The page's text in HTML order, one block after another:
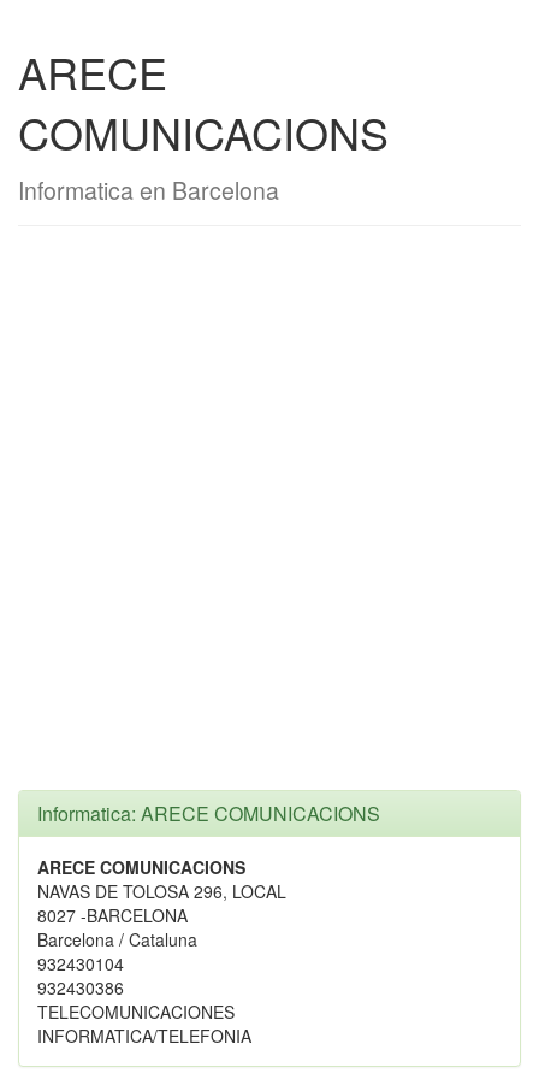
ARECE
COMUNICACIONS
Informatica en Barcelona
Informatica: ARECE COMUNICACIONS
ARECE COMUNICACIONS
NAVAS DE TOLOSA 296, LOCAL
8027 -BARCELONA
Barcelona / Cataluna
932430104
932430386
TELECOMUNICACIONES
INFORMATICA/TELEFONIA